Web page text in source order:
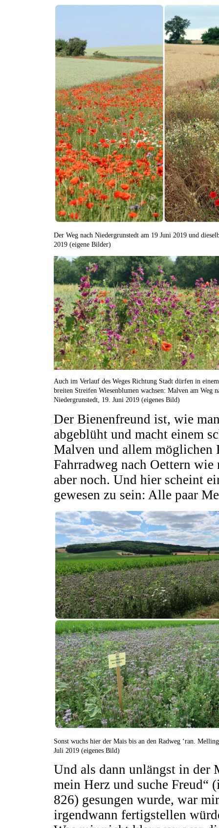
Der Weg nach Niedergrunstedt am 19 Juni 2019 und
2019 (eigene Bilder)
Auch im Verlauf des Weges Richtung Stadt dürfen in einem
breiten Streifen Wiesenblumen wachsen: Malven am Weg
Niedergrunstedt, 19. Juni 2019 (eigenes Bild)
Der Bienenfreund ist, wie
abgeblüht und macht einem
Malven und allem möglichen
Fahrradweg nach Oettern wie
aber noch. Und hier scheint
gewesen zu sein: Alle paar
Sonst wuchs hier der Mais bis an den Radweg ‘ran.
Juli 2019 (eigenes Bild)
Und als dann unlängst in der
mein Herz und suche
826) gesungen wurde, war
irgendwann fertigstellen